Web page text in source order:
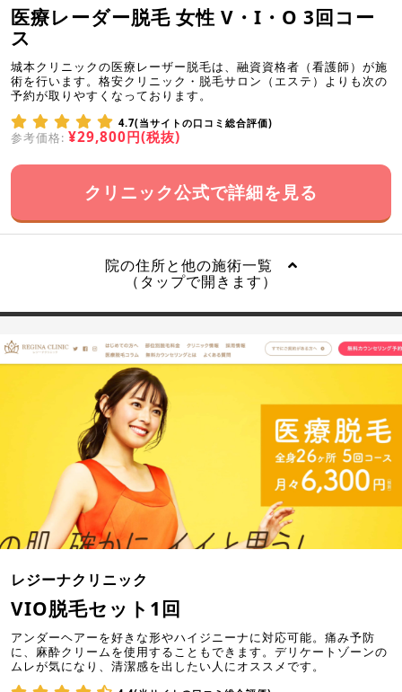
医療レーダー脱毛 女性 V・I・O 3回コー
ス
城本クリニックの医療レーザー脱毛は、融資資格者（看護師）が施
術を行います。格安クリニック・脱毛サロン（エステ）よりも次の
予約が取りやすくなっております。
4.7(当サイトの口コミ総合評価)
参考価格: ¥29,800円(税抜)
クリニック公式で詳細を見る
院の住所と他の施術一覧
（タップで開きます）
レジーナクリニック
VIO脱毛セット1回
アンダーヘアーを好きな形やハイジニーナに対応可能。痛み予防
に、麻酔クリームを使用することもできます。デリケートゾーンの
ムレが気になり、清潔感を出したい人にオススメです。